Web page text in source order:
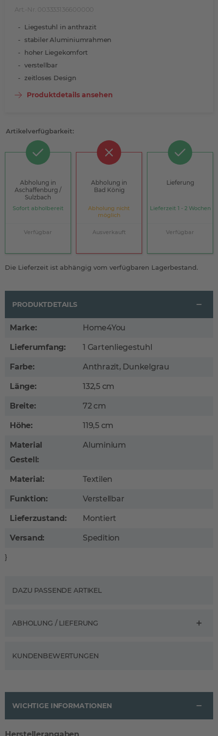
Art.-Nr. 003333136600000
Liegestuhl in anthrazit
stabiler Aluminiumrahmen
hoher Liegekomfort
verstellbar
zeitloses Design
Produktdetails ansehen
Artikelverfügbarkeit:
Abholung in
Aschaffenburg /
Sulzbach
Sofort abholbereit
Verfügbar
Abholung in
Bad König
Abholung nicht
möglich
Ausverkauft
Lieferung
Lieferzeit 1 - 2 Wochen
Verfügbar
Die Lieferzeit ist abhängig vom verfügbaren Lagerbestand.
PRODUKTDETAILS
Marke: Home4You
Lieferumfang: 1 Gartenliegestuhl
Farbe: Anthrazit, Dunkelgrau
Länge: 132,5 cm
Breite: 72 cm
Höhe: 119,5 cm
Material
Gestell:
Aluminium
Material: Textilen
Funktion: Verstellbar
Lieferzustand: Montiert
Versand: Spedition
}
DAZU PASSENDE ARTIKEL
ABHOLUNG / LIEFERUNG
KUNDENBEWERTUNGEN
WICHTIGE INFORMATIONEN